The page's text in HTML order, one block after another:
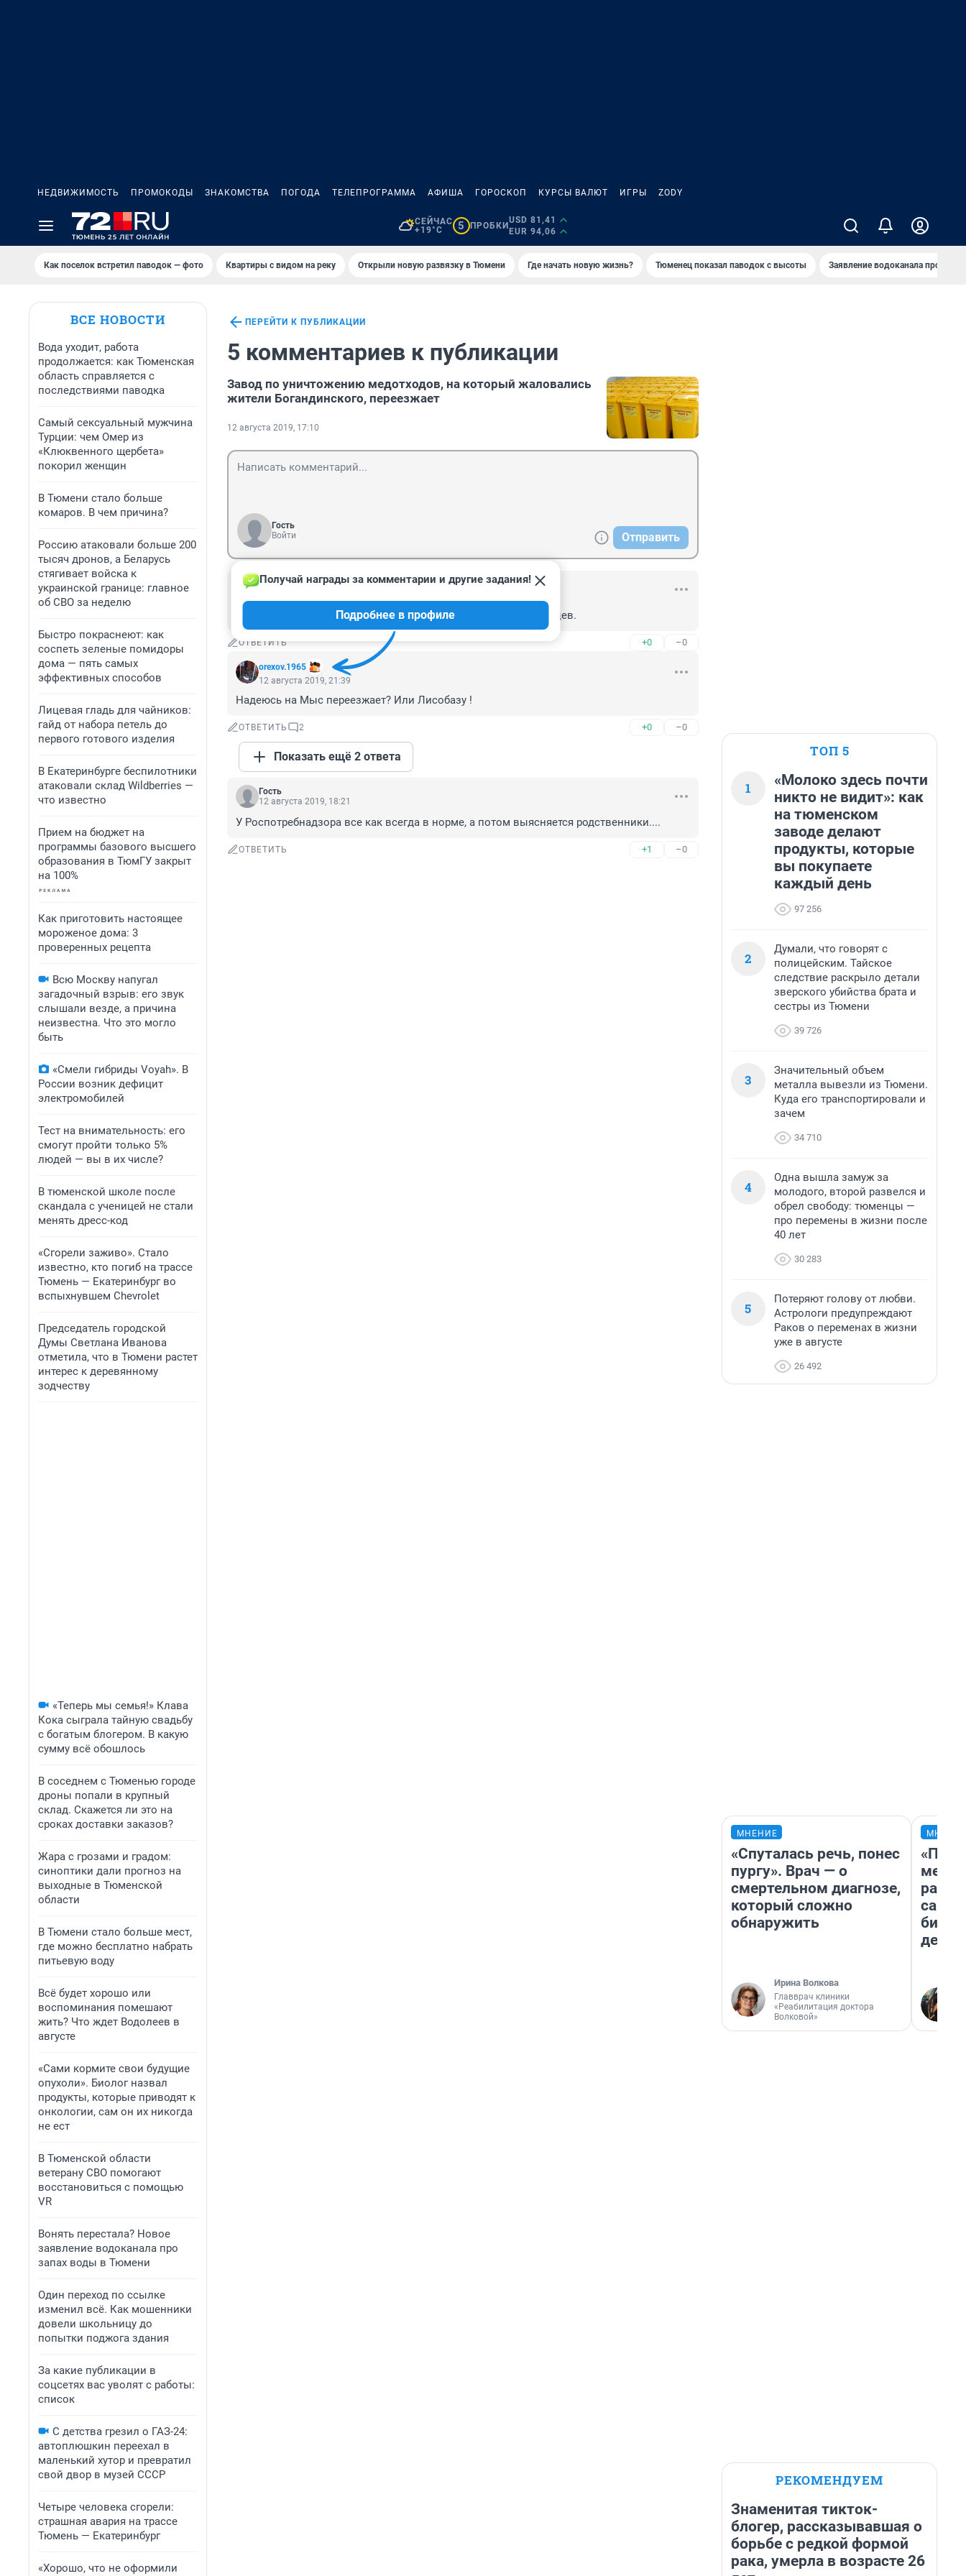
НЕДВИЖИМОСТЬ ПРОМОКОДЫ ЗНАКОМСТВА ПОГОДА ТЕЛЕПРОГРАММА АФИША ГОРОСКОП КУРСЫ ВАЛЮТ ИГРЫ ZODY
СЕЙЧАС
+19°C
5 ПРОБКИ
USD 81,41
EUR 94,06
Как поселок встретил паводок — фото Квартиры с видом на реку Открыли новую развязку в Тюмени Где начать новую жизнь? Тюменец показал паводок с высоты Заявление водоканала про
ВСЕ НОВОСТИ
Вода уходит, работа
продолжается: как Тюменская
область справляется с
последствиями паводка
Самый сексуальный мужчина
Турции: чем Омер из
«Клюквенного щербета»
покорил женщин
В Тюмени стало больше
комаров. В чем причина?
Россию атаковали больше 200
тысяч дронов, а Беларусь
стягивает войска к
украинской границе: главное
об СВО за неделю
Быстро покраснеют: как
соспеть зеленые помидоры
дома — пять самых
эффективных способов
Лицевая гладь для чайников:
гайд от набора петель до
первого готового изделия
В Екатеринбурге беспилотники
атаковали склад Wildberries —
что известно
Прием на бюджет на
программы базового высшего
образования в ТюмГУ закрыт
на 100%
Как приготовить настоящее
мороженое дома: 3
проверенных рецепта
Всю Москву напугал
загадочный взрыв: его звук
слышали везде, а причина
неизвестна. Что это могло
быть
«Смели гибриды Voyah». В
России возник дефицит
электромобилей
Тест на внимательность: его
смогут пройти только 5%
людей — вы в их числе?
В тюменской школе после
скандала с ученицей не стали
менять дресс-код
«Сгорели заживо». Стало
известно, кто погиб на трассе
Тюмень — Екатеринбург во
вспыхнувшем Chevrolet
Председатель городской
Думы Светлана Иванова
отметила, что в Тюмени растет
интерес к деревянному
зодчеству
«Теперь мы семья!» Клава
Кока сыграла тайную свадьбу
с богатым блогером. В какую
сумму всё обошлось
В соседнем с Тюменью городе
дроны попали в крупный
склад. Скажется ли это на
сроках доставки заказов?
Жара с грозами и градом:
синоптики дали прогноз на
выходные в Тюменской
области
В Тюмени стало больше мест,
где можно бесплатно набрать
питьевую воду
Всё будет хорошо или
воспоминания помешают
жить? Что ждет Водолеев в
августе
«Сами кормите свои будущие
опухоли». Биолог назвал
продукты, которые приводят к
онкологии, сам он их никогда
не ест
В Тюменской области
ветерану СВО помогают
восстановиться с помощью
VR
Вонять перестала? Новое
заявление водоканала про
запах воды в Тюмени
Один переход по ссылке
изменил всё. Как мошенники
довели школьницу до
попытки поджога здания
За какие публикации в
соцсетях вас уволят с работы:
список
С детства грезил о ГАЗ-24:
автоплюшкин переехал в
маленький хутор и превратил
свой двор в музей СССР
Четыре человека сгорели:
страшная авария на трассе
Тюмень — Екатеринбург
«Хорошо, что не оформили
ПЕРЕЙТИ К ПУБЛИКАЦИИ
5 комментариев к публикации
Завод по уничтожению медотходов, на который жаловались
жители Богандинского, переезжает
12 августа 2019, 17:10
Гость
Войти
Отправить
Гость
Это самое лучшее решение проблемы. Поздравляю богандинцев.
ОТВЕТИТЬ +0 –0
orexov.1965
Получай награды за комментарии и другие задания!
Подробнее в профиле
12 августа 2019, 21:39
Надеюсь на Мыс переезжает? Или Лисобазу !
ОТВЕТИТЬ 2 +0 –0
Показать ещё 2 ответа
Гость
12 августа 2019, 18:21
У Роспотребнадзора все как всегда в норме, а потом выясняется родственники....
ОТВЕТИТЬ +1 –0
ТОП 5
1
«Молоко здесь почти
никто не видит»: как
на тюменском
заводе делают
продукты, которые
вы покупаете
каждый день
97 256
2
Думали, что говорят с
полицейским. Тайское
следствие раскрыло детали
зверского убийства брата и
сестры из Тюмени
39 726
3
Значительный объем
металла вывезли из Тюмени.
Куда его транспортировали и
зачем
34 710
4
Одна вышла замуж за
молодого, второй развелся и
обрел свободу: тюменцы —
про перемены в жизни после
40 лет
30 283
5
Потеряют голову от любви.
Астрологи предупреждают
Раков о переменах в жизни
уже в августе
26 492
МНЕНИЕ
«Спуталась речь, понес
пургу». Врач — о
смертельном диагнозе,
который сложно
обнаружить
Ирина Волкова
Главврач клиники
«Реабилитация доктора
Волковой»
РЕКОМЕНДУЕМ
Знаменитая тикток-
блогер, рассказывавшая о
борьбе с редкой формой
рака, умерла в возрасте 26